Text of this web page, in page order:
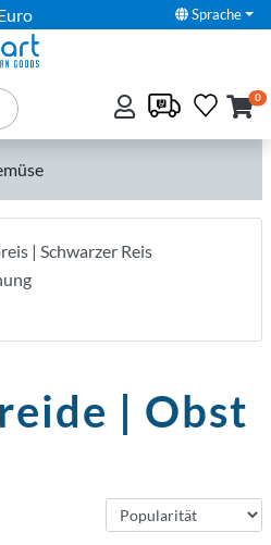
Sprache
0
| Schwarzer Reis
| Obst